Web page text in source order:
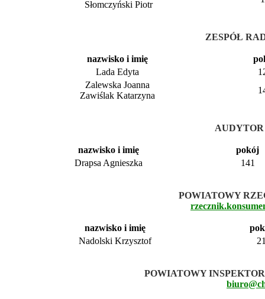
Słomczyński Piotr
ZESPÓŁ
nazwisko i imię
Lada Edyta
Zalewska Joanna
Zawiślak Katarzyna
nazwisko i imię
pokój
Drapsa Agnieszka
141
POWIATOWY
nazwisko i imię
Nadolski Krzysztof
POWIATOWY